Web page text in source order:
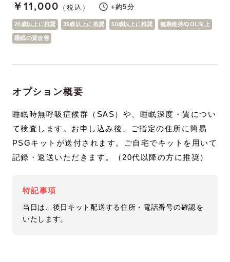
20歳以上に推奨 35歳以上に推奨 50歳以上に推奨 健康維持/QOL向上
睡眠の質改善
￥11,000 （税込） +約5分
オプション概要
睡眠時無呼吸症候群（SAS）や、睡眠深度・質につい
て検査します。お申し込み後、ご指定の住所に簡易
PSGキットが送付されます。ご自宅でキットを用いて
記録・返送いただきます。（20代以降の方に推奨）
特記事項
当日は、後日キット配送する住所・電話番号の確認を
いたします。